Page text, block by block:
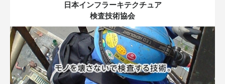
日本インフラーキテクチュア
検査技術協会